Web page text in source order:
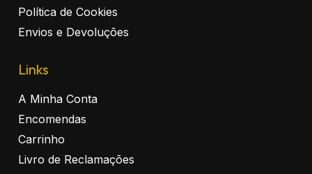
Política de Cookies
Envios e Devoluções
Links
A Minha Conta
Encomendas
Carrinho
Livro de Reclamações